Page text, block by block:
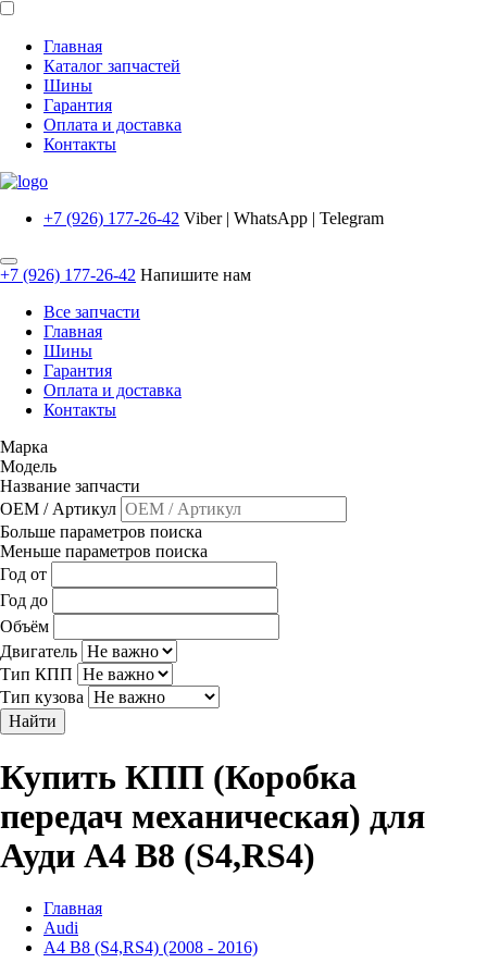
Главная
Каталог запчастей
Шины
Гарантия
Оплата и доставка
Контакты
+7 (926) 177-26-42 Viber | WhatsApp | Telegram
+7 (926) 177-26-42 Напишите нам
Все запчасти
Главная
Шины
Гарантия
Оплата и доставка
Контакты
Марка
Модель
Название запчасти
OEM / Артикул
Больше параметров поиска
Меньше параметров поиска
Год от
Год до
Объём
Двигатель
Тип КПП
Тип кузова
Найти
Купить КПП (Коробка
передач механическая) для
Ауди A4 B8 (S4,RS4)
Главная
Audi
A4 B8 (S4,RS4) (2008 - 2016)